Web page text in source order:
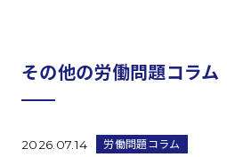
その他の労働問題コラム
2026.07.14 労働問題コラム